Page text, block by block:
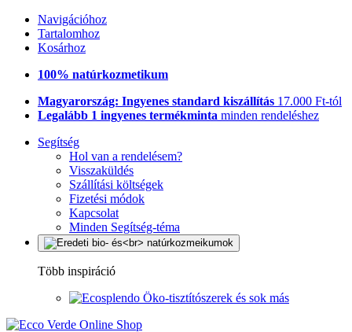
Navigációhoz
Tartalomhoz
Kosárhoz
100% natúrkozmetikum
Magyarország: Ingyenes standard kiszállítás 17.000 Ft-tól
Legalább 1 ingyenes termékminta minden rendeléshez
Segítség
Hol van a rendelésem?
Visszaküldés
Szállítási költségek
Fizetési módok
Kapcsolat
Minden Segítség-téma
Több inspiráció
Öko-tisztítószerek és sok más